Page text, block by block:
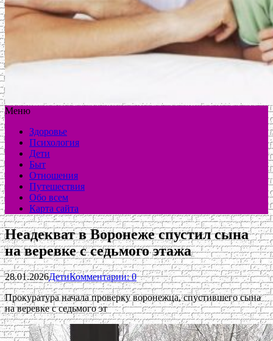
Меню
Здоровье
Психология
Дети
Быт
Отношения
Путешествия
Обо всем
Карта сайта
Неадекват в Воронеже спустил сына
на веревке с седьмого этажа
28.01.2026ДетиКомментарии: 0
Прокуратура начала проверку воронежца, спустившего сына
на веревке с седьмого эт